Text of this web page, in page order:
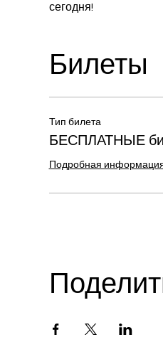
сегодня!
Билеты
Тип билета
БЕСПЛАТНЫЕ
Подробная